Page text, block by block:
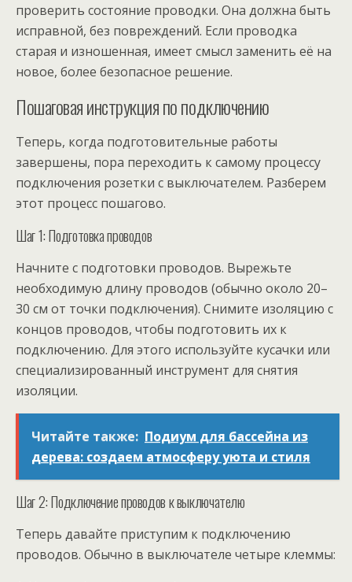
проверить состояние проводки. Она должна быть
исправной, без повреждений. Если проводка
старая и изношенная, имеет смысл заменить её на
новое, более безопасное решение.
Пошаговая инструкция по подключению
Теперь, когда подготовительные работы
завершены, пора переходить к самому процессу
подключения розетки с выключателем. Разберем
этот процесс пошагово.
Шаг 1: Подготовка проводов
Начните с подготовки проводов. Вырежьте
необходимую длину проводов (обычно около 20–
30 см от точки подключения). Снимите изоляцию с
концов проводов, чтобы подготовить их к
подключению. Для этого используйте кусачки или
специализированный инструмент для снятия
изоляции.
Читайте также: Подиум для бассейна из
дерева: создаем атмосферу уюта и стиля
Шаг 2: Подключение проводов к выключателю
Теперь давайте приступим к подключению
проводов. Обычно в выключателе четыре клеммы: